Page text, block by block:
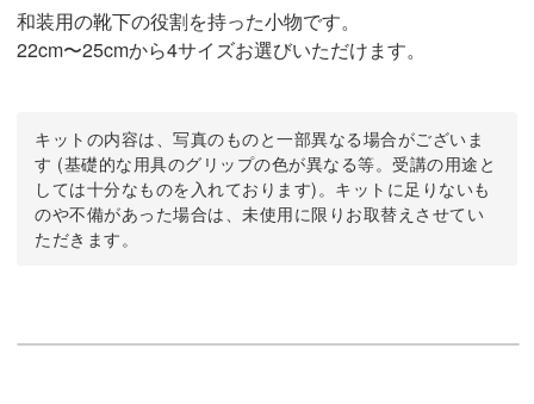
和装用の靴下の役割を持った小物です。
22cm〜25cmから4サイズお選びいただけます。
キットの内容は、写真のものと一部異なる場合がございま
す (基礎的な用具のグリップの色が異なる等。受講の用途と
しては十分なものを入れております)。キットに足りないも
のや不備があった場合は、未使用に限りお取替えさせてい
ただきます。